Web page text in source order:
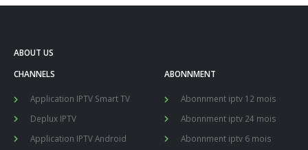
ABOUT US
CHANNELS
Application IPTV Smart TV
Deplux IPTV
Application IPTV Android
ABONNMENT
Abonnment iptv 12 mois
Abonnment iptv 24 mois
Abonnment iptv 6 mois